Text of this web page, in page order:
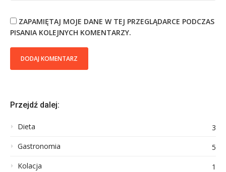
ZAPAMIĘTAJ MOJE DANE W TEJ PRZEGLĄDARCE PODCZAS
PISANIA KOLEJNYCH KOMENTARZY.
Przejdź dalej:
Dieta
3
Gastronomia
5
Kolacja
1